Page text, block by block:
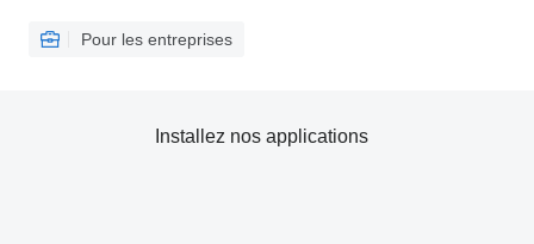
Pour les entreprises
Installez nos applications